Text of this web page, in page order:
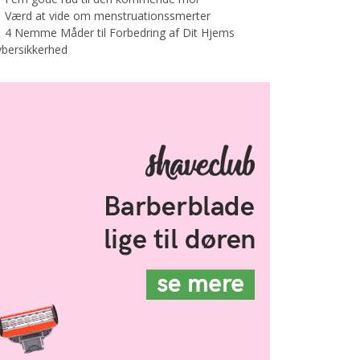
Værd at vide om menstruationssmerter
4 Nemme Måder til Forbedring af Dit Hjems